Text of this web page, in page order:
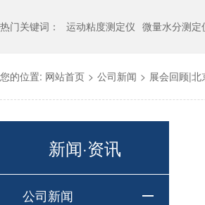
热门关键词： 运动粘度测定仪 微量水分测定
您的位置: 网站首页 > 公司新闻 > 展会回顾|
新闻·资讯
公司新闻